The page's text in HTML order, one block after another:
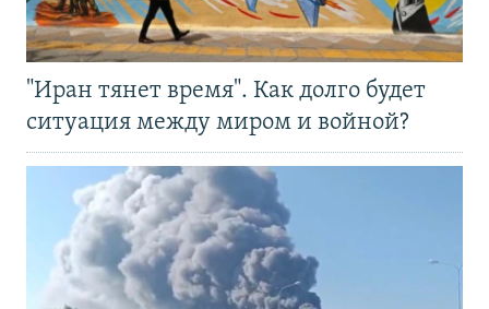
"Иран тянет время". Как долго будет
ситуация между миром и войной?